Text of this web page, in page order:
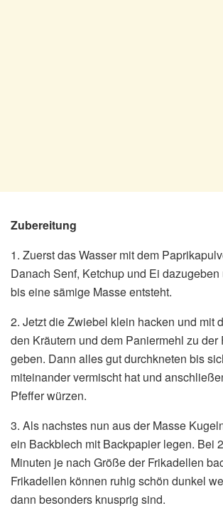
Zubereitung
1. Zuerst das Wasser mit dem
Danach Senf, Ketchup und Ei
bis eine sämige Masse entsteht.
2. Jetzt die Zwiebel klein hacken und mit
den Kräutern und dem Paniermehl zu der
geben. Dann alles gut durchkneten bis
miteinander vermischt hat und
Pfeffer würzen.
3. Als nachstes nun aus der Masse
ein Backblech mit Backpapier legen. Bei
Minuten je nach Größe der Frikadellen
Frikadellen können ruhig schön dunkel
dann besonders knusprig sind.